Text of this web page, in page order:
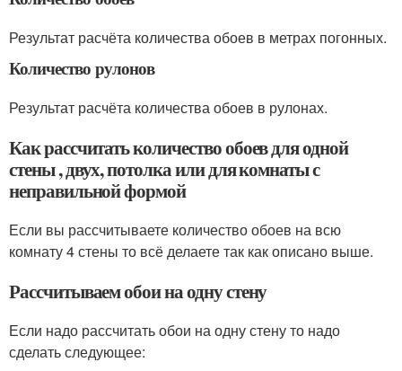
Результат расчёта количества обоев в метрах погонных.
Количество рулонов
Результат расчёта количества обоев в рулонах.
Как рассчитать количество обоев для одной
стены , двух, потолка или для комнаты с
неправильной формой
Если вы рассчитываете количество обоев на всю
комнату 4 стены то всё делаете так как описано выше.
Рассчитываем обои на одну стену
Если надо рассчитать обои на одну стену то надо
сделать следующее: